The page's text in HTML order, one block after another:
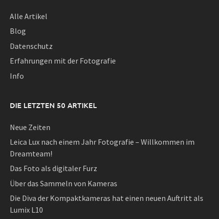
Alle Artikel
Blog
Datenschutz
Erfahrungen mit der Fotografie
Info
DIE LETZTEN 50 ARTIKEL
Neue Zeiten
Leica Lux nach einem Jahr Fotografie – Willkommen im
Dreamteam!
Das Foto als digitaler Furz
Über das Sammeln von Kameras
Die Diva der Kompaktkameras hat einen neuen Auftritt als
Lumix L10